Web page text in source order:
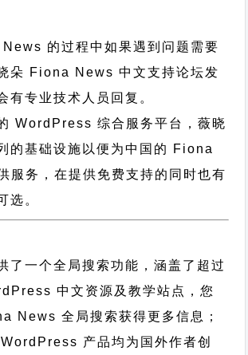
的过程中如果遇到问题需要
朵 Fiona News 中文支持论坛发
有专业技术人员回复。
WordPress 综合服务平台，薇晓
的基础设施以便为中国的 Fiona
服务，在提供免费支持的同时也有
选。
了一个全局搜索功能，涵盖了超过
中文资源及教学站点，您
News 全局搜索获得更多信息；
产品均为国外作者创